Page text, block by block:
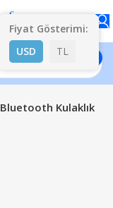
Bluetooth Kulaklık
Fiyat Gösterimi:
USD
TL